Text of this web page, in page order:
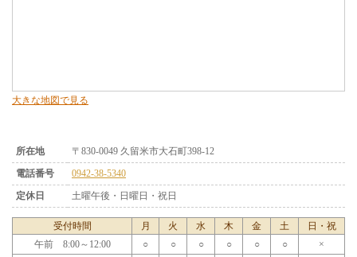
大きな地図で見る
所在地
〒830-0049 久留米市大石町398-12
電話番号
0942-38-5340
定休日
土曜午後・日曜日・祝日
受付時間 月 火 水 木 金 土
日・祝
午前 8:00～12:00
○ ○ ○ ○ ○ ○ ×